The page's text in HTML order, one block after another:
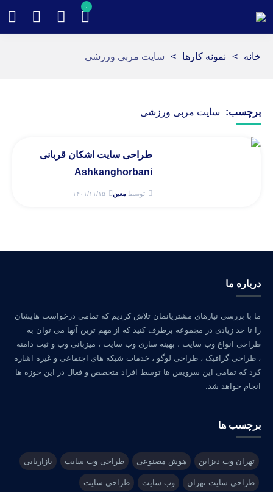
۰
خانه > نمونه کارها > سایت مربی ورزشی
برچسب: سایت مربی ورزشی
طراحی سایت اشکان قربانی
Ashkanghorbani
توسطمعین ۱۴۰۱/۱۱/۱۵
درباره ما
ما با بررسی نیازهای مشتریانمان تلاش کردیم که تمامی درخواست هایشان
را تا حد زیادی در مجموعه برطرف کنید که از مهم ترین آنها می توان به
طراحی انواع وب سایت ، بهینه سازی وب سایت ، میزبانی وب و ثبت دامنه
، طراحی گرافیک ، طراحی لوگو ، خدمات شبکه های اجتماعی و غیره اشاره
کرد که تمامی این سرویس ها توسط افراد متخصص و فعال در این حوزه ها
انجام خواهد شد.
برچسب ها
تهران وب دیزاین هوش مصنوعی طراحی وب سایت بازاریابی
طراحی سایت تهران وب سایت طراحی سایت